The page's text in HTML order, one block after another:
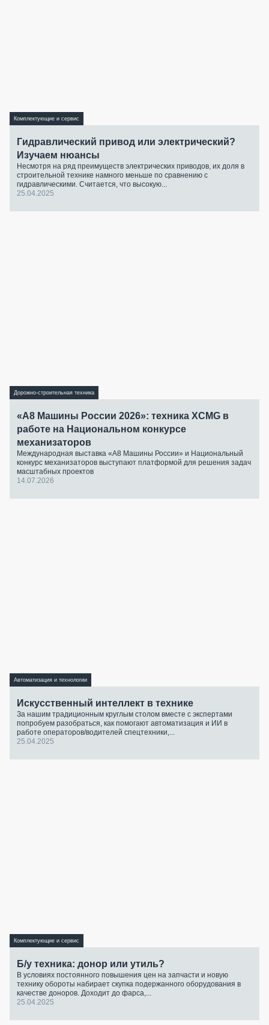
Комплектующие и сервис
Гидравлический привод или электрический?
Изучаем нюансы
Несмотря на ряд преимуществ электрических приводов, их доля в
строительной технике намного меньше по сравнению с
гидравлическими. Считается, что высокую...
25.04.2025
Дорожно-строительная техника
«А8 Машины России 2026»: техника XCMG в
работе на Национальном конкурсе
механизаторов
Международная выставка «А8 Машины России» и Национальный
конкурс механизаторов выступают платформой для решения задач
масштабных проектов
14.07.2026
Автоматизация и технологии
Искусственный интеллект в технике
За нашим традиционным круглым столом вместе с экспертами
попробуем разобраться, как помогают автоматизация и ИИ в
работе операторов/водителей спецтехники,...
25.04.2025
Комплектующие и сервис
Б/у техника: донор или утиль?
В условиях постоянного повышения цен на запчасти и новую
технику обороты набирает скупка подержанного оборудования в
качестве доноров. Доходит до фарса,...
25.04.2025